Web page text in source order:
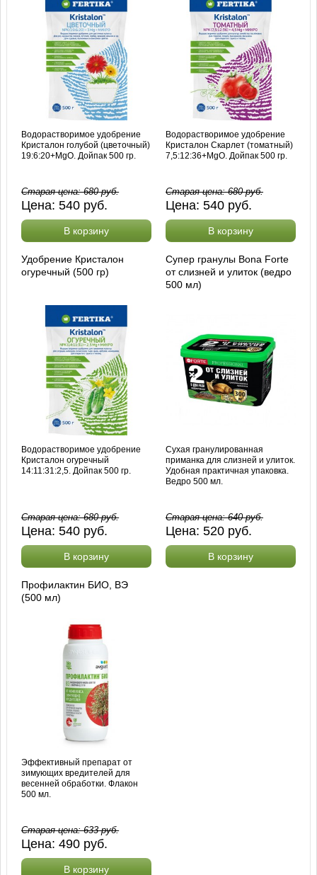
Водорастворимое удобрение
Кристалон голубой (цветочный)
19:6:20+MgO. Дойпак 500 гр.
Старая цена:680руб.
Цена:540 руб.
В корзину
Водорастворимое удобрение
Кристалон Скарлет (томатный)
7,5:12:36+MgO. Дойпак 500 гр.
Старая цена:680руб.
Цена: 540 руб.
В корзину
Удобрение Кристалон
огуречный (500 гр)
Водорастворимое удобрение
Кристалон огуречный
14:11:31:2,5. Дойпак 500 гр.
Старая цена:680руб.
Цена:540 руб.
В корзину
Супер гранулы Bona Forte
от слизней и улиток (ведро
500 мл)
Сухая гранулированная
приманка для слизней и улиток.
Удобная практичная упаковка.
Ведро 500 мл.
Старая цена:640руб.
Цена: 520 руб.
В корзину
Профилактин БИО, ВЭ
(500 мл)
Эффективный препарат от
зимующих вредителей для
весенней обработки. Флакон
500 мл.
Старая цена:633руб.
Цена:490 руб.
В корзину